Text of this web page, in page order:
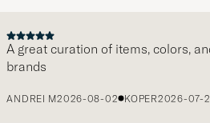
VORIGE
A great curation of items, colors, and
brands
ANDREI M2026-08-02 KOPER2026-07-24